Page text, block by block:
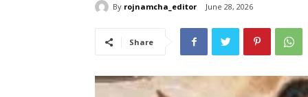
By rojnamcha_editor June 28, 2026
Share